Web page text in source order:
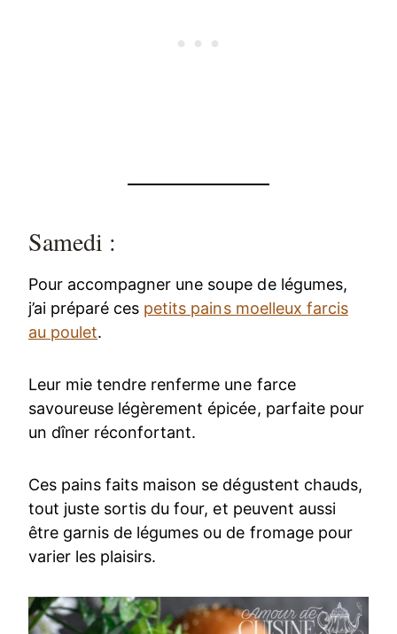
Samedi :
Pour accompagner une soupe de légumes,
j’ai préparé ces petits pains moelleux farcis
au poulet.
Leur mie tendre renferme une farce
savoureuse légèrement épicée, parfaite pour
un dîner réconfortant.
Ces pains faits maison se dégustent chauds,
tout juste sortis du four, et peuvent aussi
être garnis de légumes ou de fromage pour
varier les plaisirs.